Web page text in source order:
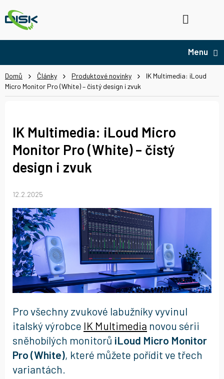
na
obsah
Domů Články Produktové novinky
IK Multimedia: iLoud
Micro Monitor Pro (White) – čistý design i zvuk
IK Multimedia: iLoud Micro
Monitor Pro (White) – čistý
design i zvuk
12.2.2025
Pro všechny zvukové labužníky vyvinul
italský výrobce IK Multimedia novou sérii
sněhobílých monitorů iLoud Micro Monitor
Pro (White), které můžete pořídit ve třech
variantách.